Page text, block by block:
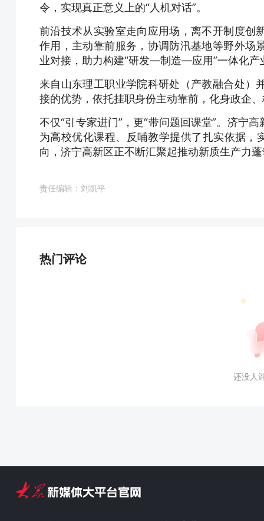
令，实现真正意义上的“人机对话”。
前沿技术从实验室走向应用场，离不开制度创
作用，主动靠前服务，协调防汛基地等野外场
业对接，助力构建“研发—制造—应用”一体化产
来自山东理工职业学院科研处（产教融合处）
接的优势，依托挂职身份主动靠前，化身政企
不仅“引专家进门”，更“带问题回课堂”。济宁
为高校优化课程、反哺教学提供了扎实依据
向，济宁高新区正不断汇聚起推动新质生产力
责任编辑：刘凯平
热门评论
还没人